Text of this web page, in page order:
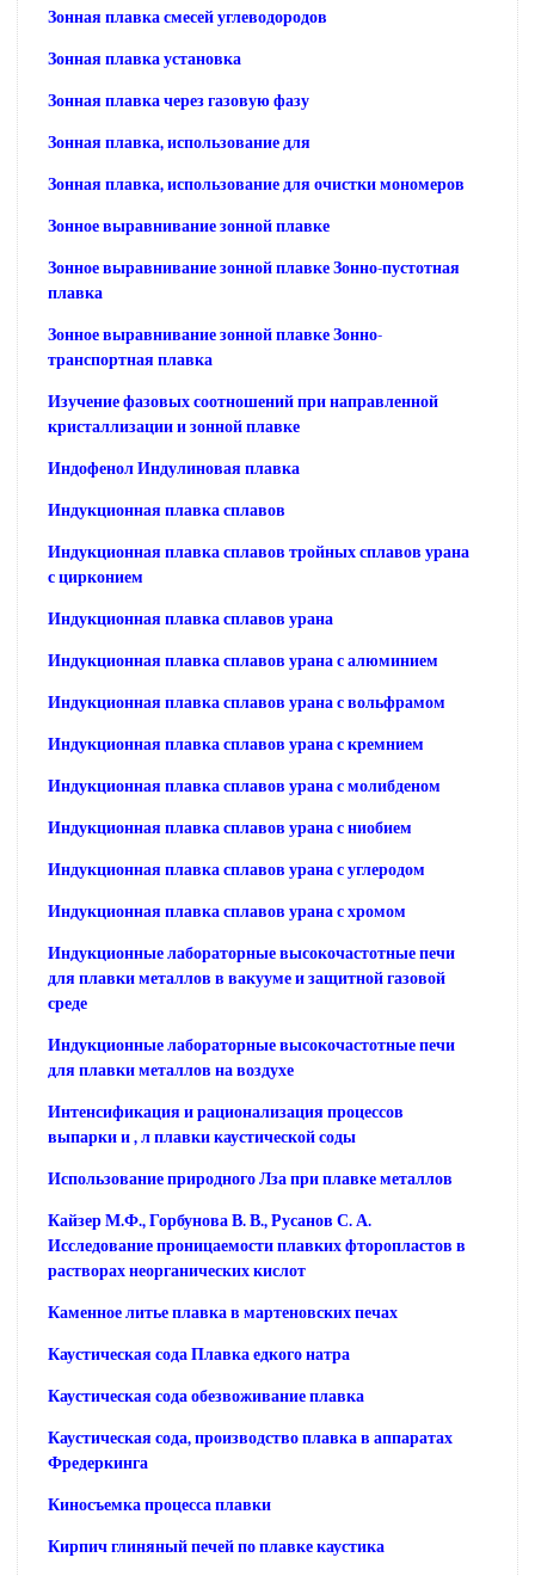
Зонная плавка смесей углеводородов
Зонная плавка установка
Зонная плавка через газовую фазу
Зонная плавка, использование для
Зонная плавка, использование для очистки мономеров
Зонное выравнивание зонной плавке
Зонное выравнивание зонной плавке Зонно-пустотная
плавка
Зонное выравнивание зонной плавке Зонно-
транспортная плавка
Изучение фазовых соотношений при направленной
кристаллизации и зонной плавке
Индофенол Индулиновая плавка
Индукционная плавка сплавов
Индукционная плавка сплавов тройных сплавов урана
с цирконием
Индукционная плавка сплавов урана
Индукционная плавка сплавов урана с алюминием
Индукционная плавка сплавов урана с вольфрамом
Индукционная плавка сплавов урана с кремнием
Индукционная плавка сплавов урана с молибденом
Индукционная плавка сплавов урана с ниобием
Индукционная плавка сплавов урана с углеродом
Индукционная плавка сплавов урана с хромом
Индукционные лабораторные высокочастотные печи
для плавки металлов в вакууме и защитной газовой
среде
Индукционные лабораторные высокочастотные печи
для плавки металлов на воздухе
Интенсификация и рационализация процессов
выпарки и , л плавки каустической соды
Использование природного Лза при плавке металлов
Кайзер М.Ф., Горбунова В. В., Русанов С. А.
Исследование проницаемости плавких фторопластов в
растворах неорганических кислот
Каменное литье плавка в мартеновских печах
Каустическая сода Плавка едкого натра
Каустическая сода обезвоживание плавка
Каустическая сода, производство плавка в аппаратах
Фредеркинга
Киносъемка процесса плавки
Кирпич глиняный печей по плавке каустика